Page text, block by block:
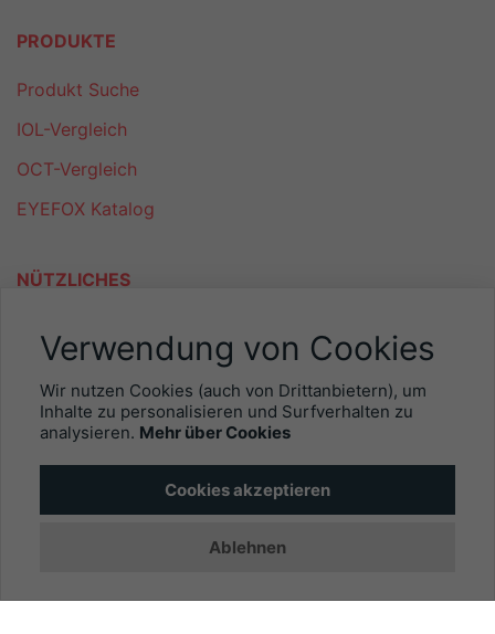
PRODUKTE
Produkt Suche
IOL-Vergleich
OCT-Vergleich
EYEFOX Katalog
NÜTZLICHES
Newsletter
Personalgewinnung mit EYEFOX
Kontakt
Verwendung von Cookies
Wir nutzen Cookies (auch von Drittanbietern), um
Inhalte zu personalisieren und Surfverhalten zu
analysieren. Mehr über Cookies
Cookies akzeptieren
Ablehnen